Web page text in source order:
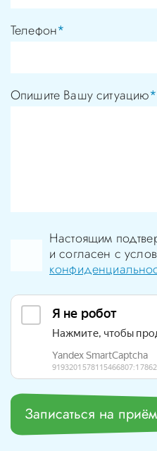
Телефон*
Опишите Вашу ситуацию*
Настоящим
и согласен с
Записаться на приём